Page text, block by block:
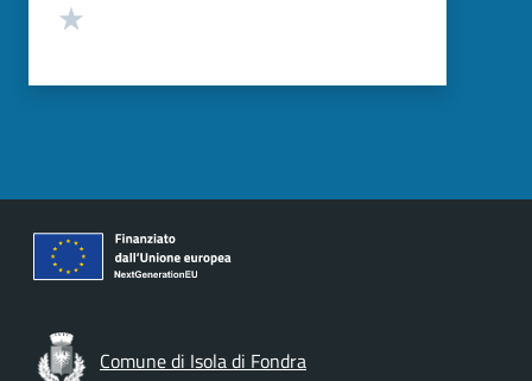
Comune di Isola di Fondra